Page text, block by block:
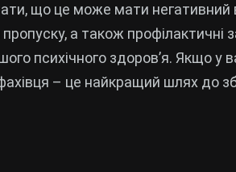
що це може мати
пропуску, а також
психічного здоров’я. Якщо у
– це найкращий шлях до